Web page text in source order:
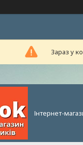
Зараз у
Інтернет-